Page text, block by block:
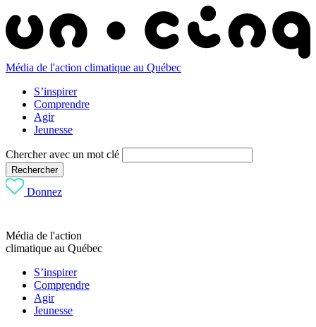
Média de l'action climatique au Québec
S’inspirer
Comprendre
Agir
Jeunesse
Chercher avec un mot clé
Rechercher
Donnez
Média de l'action
climatique au Québec
S’inspirer
Comprendre
Agir
Jeunesse